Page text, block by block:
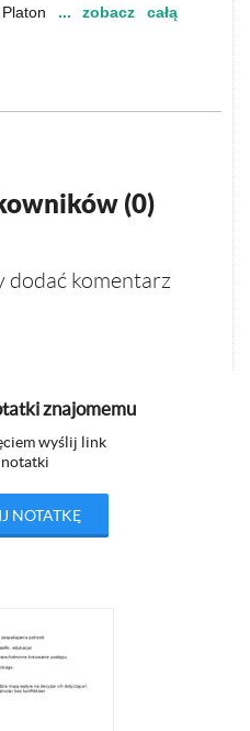
... zobacz całą
(0)
dodać komentarz
znajomemu
wyślij link
NOTATKĘ